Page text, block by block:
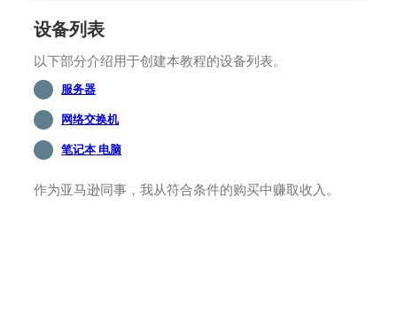
设备列表
以下部分介绍用于创建本教程的设备列表。
服务器
网络交换机
笔记本 电脑
作为亚马逊同事，我从符合条件的购买中赚取收入。